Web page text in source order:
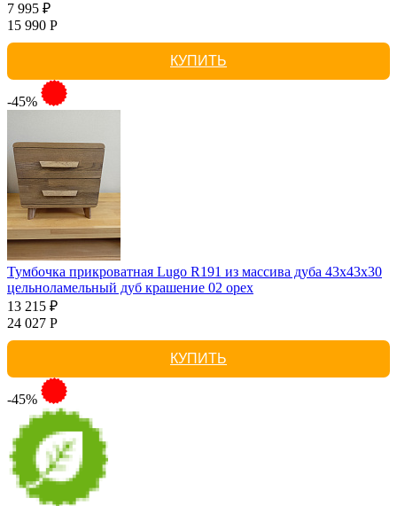
7 995 ₽
15 990 Р
КУПИТЬ
-45%
Тумбочка прикроватная Lugo R191 из массива дуба 43х43х30
цельноламельный дуб крашение 02 орех
13 215 ₽
24 027 Р
КУПИТЬ
-45%